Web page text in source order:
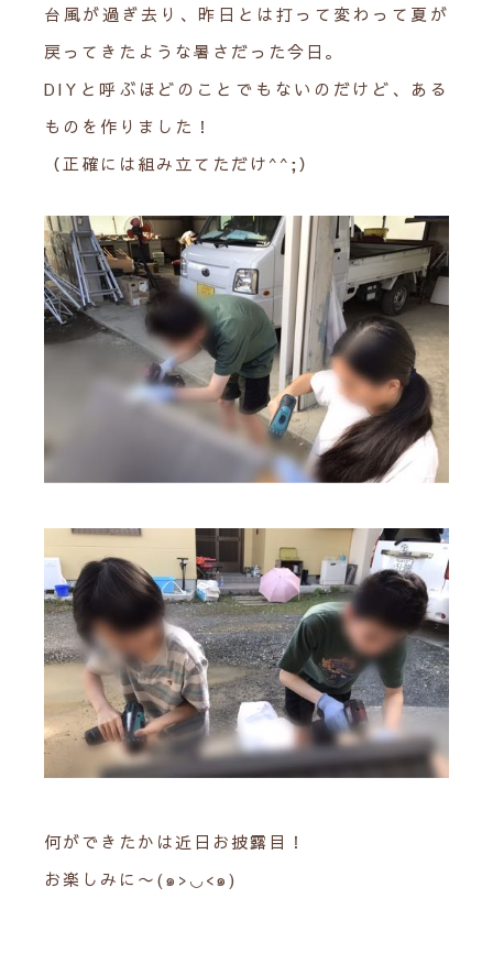
台風が過ぎ去り、昨日とは打って変わって夏が
戻ってきたような暑さだった今日。
DIYと呼ぶほどのことでもないのだけど、ある
ものを作りました！
（正確には組み立てただけ^^;）
何ができたかは近日お披露目！
お楽しみに〜(๑>◡<๑)